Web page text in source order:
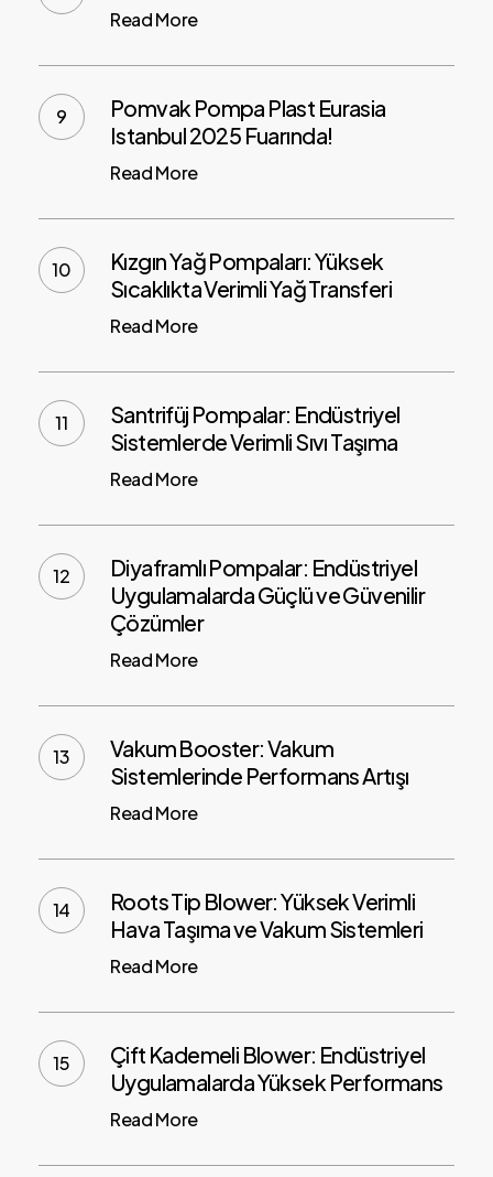
Read More
Pomvak Pompa Plast Eurasia
Istanbul 2025 Fuarında!
Read More
Kızgın Yağ Pompaları: Yüksek
Sıcaklıkta Verimli Yağ Transferi
Read More
Santrifüj Pompalar: Endüstriyel
Sistemlerde Verimli Sıvı Taşıma
Read More
Diyaframlı Pompalar: Endüstriyel
Uygulamalarda Güçlü ve Güvenilir
Çözümler
Read More
Vakum Booster: Vakum
Sistemlerinde Performans Artışı
Read More
Roots Tip Blower: Yüksek Verimli
Hava Taşıma ve Vakum Sistemleri
Read More
Çift Kademeli Blower: Endüstriyel
Uygulamalarda Yüksek Performans
Read More